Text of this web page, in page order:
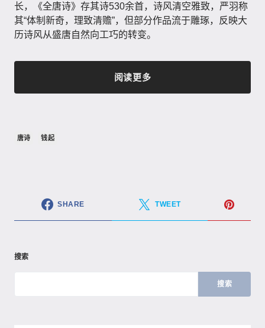
长，《全唐诗》存其诗530余首，诗风清空雅致，严羽称
其“体制新奇，理致清赡”，但部分作品流于雕琢，反映大
历诗风从盛唐自然向工巧的转变。
阅读更多
唐诗 钱起
SHARE TWEET
搜索
搜索